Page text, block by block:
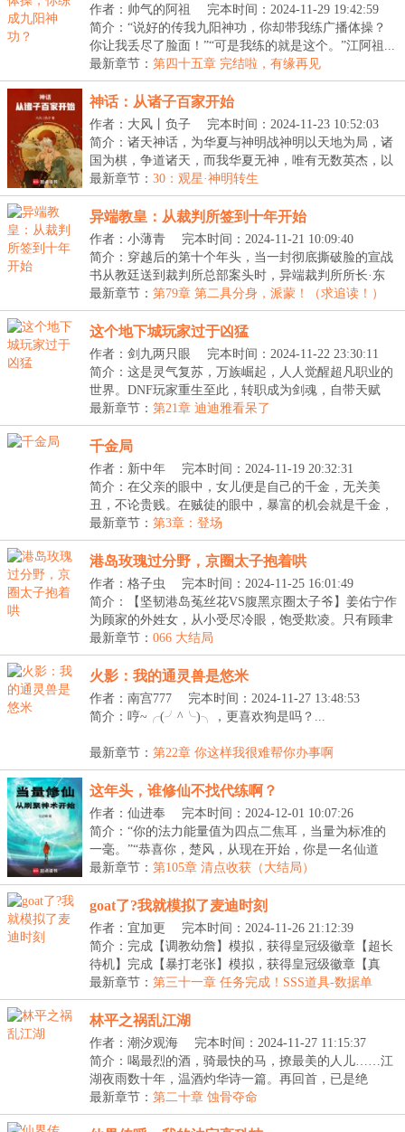
作者：帅气的阿祖
完本时间：2024-11-29 19:42:59
简介：“说好的传我九阳神功，你却带我练广播体操？
你让我丢尽了脸面！”“可是我练的就是这个。”江阿祖...
最新章节： 第四十五章 完结啦，有缘再见
神话：从诸子百家开始
作者：大风丨负子
完本时间：2024-11-23 10:52:03
简介：诸天神话，为华夏与神明战神明以天地为局，诸
国为棋，争道诸天，而我华夏无神，唯有无数英杰，以
命...
最新章节： 30：观星·神明转生
异端教皇：从裁判所签到十年开始
作者：小薄青
完本时间：2024-11-21 10:09:40
简介：穿越后的第十个年头，当一封彻底撕破脸的宣战
书从教廷送到裁判所总部案头时，异端裁判所所长·东
方...
最新章节： 第79章 第二具分身，派蒙！（求追读！）
这个地下城玩家过于凶猛
作者：剑九两只眼
完本时间：2024-11-22 23:30:11
简介：这是灵气复苏，万族崛起，人人觉醒超凡职业的
世界。DNF玩家重生至此，转职成为剑魂，自带天赋
【掠...
最新章节： 第21章 迪迪雅看呆了
千金局
作者：新中年
完本时间：2024-11-19 20:32:31
简介：在父亲的眼中，女儿便是自己的千金，无关美
丑，不论贵贱。在贼徒的眼中，暴富的机会就是千金，
无关...
最新章节： 第3章：登场
港岛玫瑰过分野，京圈太子抱着哄
作者：格子虫
完本时间：2024-11-25 16:01:49
简介：【坚韧港岛菟丝花VS腹黑京圈太子爷】姜佑宁作
为顾家的外姓女，从小受尽冷眼，饱受欺凌。只有顾聿
衍...
最新章节： 066 大结局
火影：我的通灵兽是悠米
作者：南宫777
完本时间：2024-11-27 13:48:53
简介：哼~╭(╯^╰)╮，更喜欢狗是吗？...
最新章节： 第22章 你这样我很难帮你办事啊
这年头，谁修仙不找代练啊？
作者：仙进奉
完本时间：2024-12-01 10:07:26
简介：“你的法力能量值为四点二焦耳，当量为标准的
一毫。”“恭喜你，楚风，从现在开始，你是一名仙道
联...
最新章节： 第105章 清点收获（大结局）
goat了?我就模拟了麦迪时刻
作者：宜加更
完本时间：2024-11-26 21:12:39
简介：完成【调教幼詹】模拟，获得皇冠级徽章【超长
待机】完成【暴打老张】模拟，获得皇冠级徽章【真
·GO...
最新章节： 第三十一章 任务完成！SSS道具-数据单
林平之祸乱江湖
作者：潮汐观海
完本时间：2024-11-27 11:15:37
简介：喝最烈的酒，骑最快的马，撩最美的人儿……江
湖夜雨数十年，温酒灼华诗一篇。再回首，已是绝
巅。...
最新章节： 第二十章 蚀骨夺命